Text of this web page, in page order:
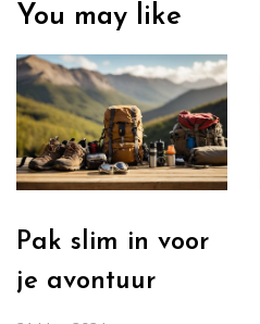
You may like
Pak slim in voor
je avontuur